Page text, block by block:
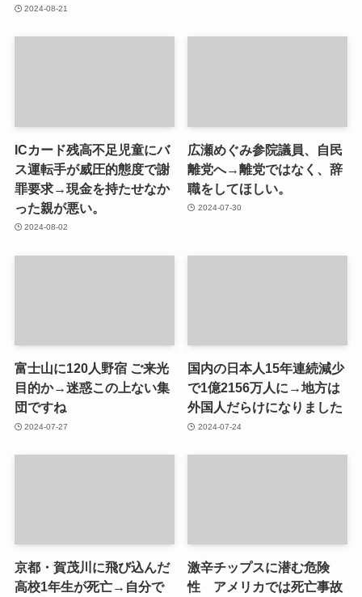
2024-08-21
ICカード残高不足児童にバ
ス運転手が威圧的態度で謝
罪要求→現金を持たせなか
った親が悪い。
2024-08-02
広瀬めぐみ参院議員、自民
離党へ→離党ではなく、辞
職をしてほしい。
2024-07-30
富士山に120人野宿 ご来光
目的か→迷惑この上ない集
団ですね
2024-07-27
国内の日本人15年連続減少
で1億2156万人に→地方は
外国人だらけになりました
2024-07-24
京都・賀茂川に飛び込んだ
高校1年生が死亡→自分で
激辛チップスに潜む危険
性 アメリカでは死亡事故